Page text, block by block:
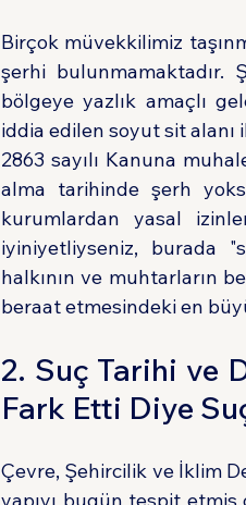
Birçok müvekkilimiz
şerhi bulunmamaktadır.
bölgeye yazlık amaçlı
iddia edilen soyut sit alanı
2863 sayılı Kanuna
alma tarihinde şerh
kurumlardan yasal
iyiniyetliyseniz, burada
halkının ve muhtarların
beraat etmesindeki en
2. Suç Tarihi ve
Fark Etti Diye
Çevre, Şehircilik ve İklim